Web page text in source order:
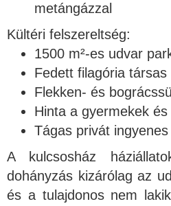
metángázzal
Kültéri felszereltség:
1500 m²-es udvar
Fedett filagória
Flekken- és
Hinta a gyermekek
Tágas privát
A kulcsosház
dohányzás kizárólag az
és a tulajdonos nem